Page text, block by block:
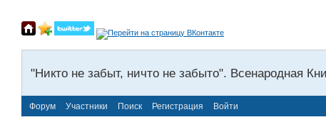
"Никто не забыт, ничто не забыто". Всенародная
Форум Участники Поиск Регистрация Войти